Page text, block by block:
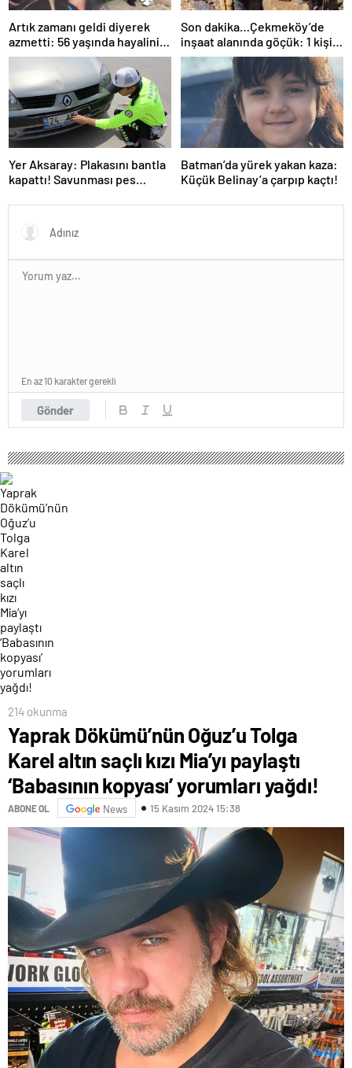
Artık zamanı geldi diyerek
azmetti: 56 yaşında hayalini
kurduğu ehliyete kavuştu
Son dakika…Çekmeköy’de
inşaat alanında göçük: 1 kişi
hayatını kaybetti
Yer Aksaray: Plakasını bantla
kapattı! Savunması pes
Batman’da yürek yakan kaza:
Küçük Belinay’a çarpıp kaçtı!
Gönder
En az 10 karakter gerekli
214 okunma
Yaprak Dökümü’nün Oğuz’u Tolga
Karel altın saçlı kızı Mia’yı paylaştı
‘Babasının kopyası’ yorumları yağdı!
ABONE OL News 15 Kasım 2024 15:38